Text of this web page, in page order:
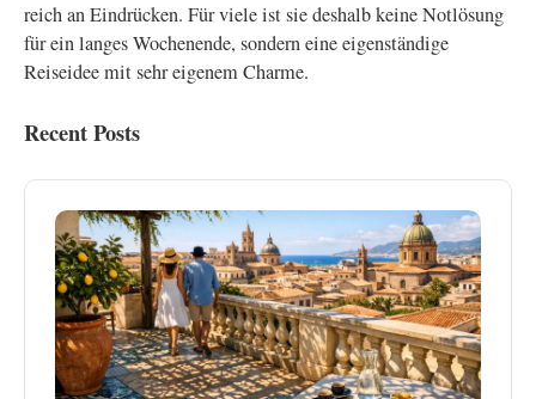
reich an Eindrücken. Für viele ist sie deshalb keine Notlösung
für ein langes Wochenende, sondern eine eigenständige
Reiseidee mit sehr eigenem Charme.
Recent Posts